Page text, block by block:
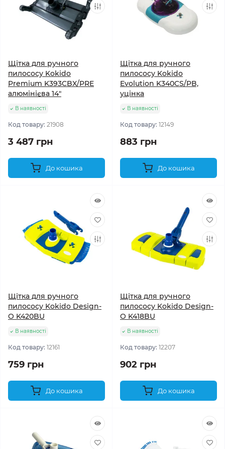
Щітка для ручного
пилососу Kokido
Premium K393CBX/PRE
алюмінієва 14"
В наявності
Код товару: 21908
3 487 грн
До кошика
Щітка для ручного
пилососу Kokido
Evolution K340CS/PB,
уцінка
В наявності
Код товару: 12149
883 грн
До кошика
Щітка для ручного
пилососу Kokido Design-
O K420BU
В наявності
Код товару: 12161
759 грн
До кошика
Щітка для ручного
пилососу Kokido Design-
O K418BU
В наявності
Код товару: 12207
902 грн
До кошика